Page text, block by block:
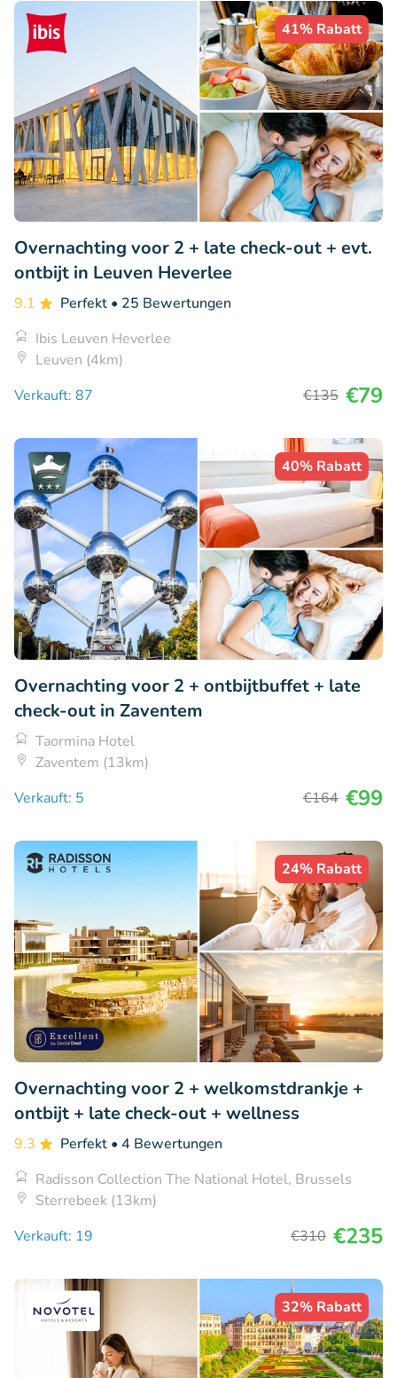
41% Rabatt
Overnachting voor 2 + late check-out + evt.
ontbijt in Leuven Heverlee
9.1 Perfekt • 25 Bewertungen
Ibis Leuven Heverlee
Leuven (4km)
Verkauft: 87
€135 €79
40% Rabatt
Overnachting voor 2 + ontbijtbuffet + late
check-out in Zaventem
Taormina Hotel
Zaventem (13km)
Verkauft: 5
€164 €99
24% Rabatt
Overnachting voor 2 + welkomstdrankje +
ontbijt + late check-out + wellness
9.3 Perfekt • 4 Bewertungen
Radisson Collection The National Hotel, Brussels
Sterrebeek (13km)
Verkauft: 19
€310 €235
32% Rabatt